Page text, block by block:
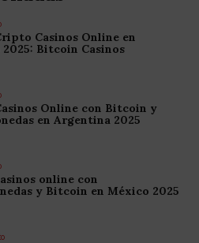
Casinos Online en
Bitcoin Casinos
Online con Bitcoin y
en Argentina 2025
online con
y Bitcoin en México 2025